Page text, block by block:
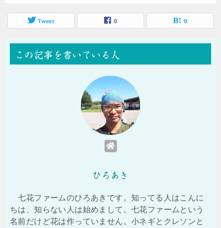
Tweet 0 0
この記事を書いている人
ひろあき
七花ファームのひろあきです。知ってる人はこんに
ちは、知らない人は始めまして。七花ファームという
名前だけど花は作っていません。小ネギとクレソンと